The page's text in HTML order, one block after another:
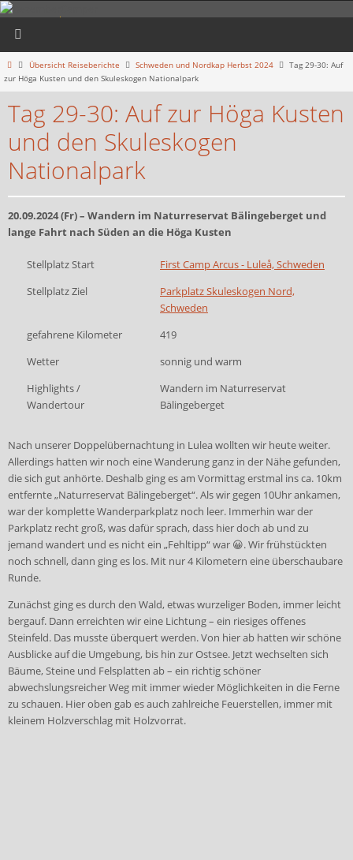
Zum
springen
DezemberCamper
StartÜbersicht Reiseberichte Schweden und Nordkap Herbst 2024
Tag 29-30: Auf
zur Höga Kusten und den Skuleskogen Nationalpark
Tag 29-30: Auf zur Höga Kusten
und den Skuleskogen
Nationalpark
20.09.2024 (Fr) – Wandern im Naturreservat Bälingeberget und
lange Fahrt nach Süden an die Höga Kusten
Stellplatz Start
First Camp Arcus - Luleå, Schweden
Stellplatz Ziel
Parkplatz Skuleskogen Nord,
Schweden
gefahrene Kilometer
419
Wetter
sonnig und warm
Highlights /
Wandertour
Wandern im Naturreservat
Bälingeberget
Nach unserer Doppelübernachtung in Lulea wollten wir heute weiter.
Allerdings hatten wir noch eine Wanderung ganz in der Nähe gefunden,
die sich gut anhörte. Deshalb ging es am Vormittag erstmal ins ca. 10km
entfernte „Naturreservat Bälingeberget“. Als wir gegen 10Uhr ankamen,
war der komplette Wanderparkplatz noch leer. Immerhin war der
Parkplatz recht groß, was dafür sprach, dass hier doch ab und zu
jemand wandert und es nicht ein „Fehltipp“ war 😀. Wir frühstückten
noch schnell, dann ging es los. Mit nur 4 Kilometern eine überschaubare
Runde.
Zunächst ging es durch den Wald, etwas wurzeliger Boden, immer leicht
bergauf. Dann erreichten wir eine Lichtung – ein riesiges offenes
Steinfeld. Das musste überquert werden. Von hier ab hatten wir schöne
Ausblicke auf die Umgebung, bis hin zur Ostsee. Jetzt wechselten sich
Bäume, Steine und Felsplatten ab – ein richtig schöner
abwechslungsreicher Weg mit immer wieder Möglichkeiten in die Ferne
zu schauen. Hier oben gab es auch zahlreiche Feuerstellen, immer mit
kleinem Holzverschlag mit Holzvorrat.